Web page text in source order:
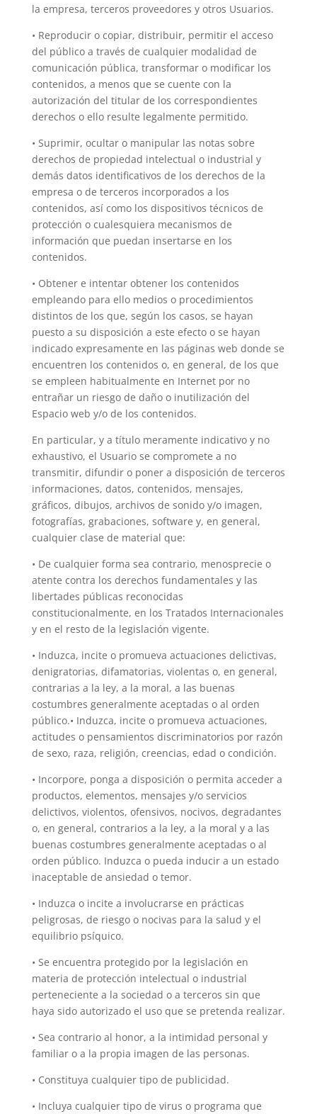
la empresa, terceros proveedores y otros Usuarios.
• Reproducir o copiar, distribuir, permitir el acceso
del público a través de cualquier modalidad de
comunicación pública, transformar o modificar los
contenidos, a menos que se cuente con la
autorización del titular de los correspondientes
derechos o ello resulte legalmente permitido.
• Suprimir, ocultar o manipular las notas sobre
derechos de propiedad intelectual o industrial y
demás datos identificativos de los derechos de la
empresa o de terceros incorporados a los
contenidos, así como los dispositivos técnicos de
protección o cualesquiera mecanismos de
información que puedan insertarse en los
contenidos.
• Obtener e intentar obtener los contenidos
empleando para ello medios o procedimientos
distintos de los que, según los casos, se hayan
puesto a su disposición a este efecto o se hayan
indicado expresamente en las páginas web donde se
encuentren los contenidos o, en general, de los que
se empleen habitualmente en Internet por no
entrañar un riesgo de daño o inutilización del
Espacio web y/o de los contenidos.
En particular, y a título meramente indicativo y no
exhaustivo, el Usuario se compromete a no
transmitir, difundir o poner a disposición de terceros
informaciones, datos, contenidos, mensajes,
gráficos, dibujos, archivos de sonido y/o imagen,
fotografías, grabaciones, software y, en general,
cualquier clase de material que:
• De cualquier forma sea contrario, menosprecie o
atente contra los derechos fundamentales y las
libertades públicas reconocidas
constitucionalmente, en los Tratados Internacionales
y en el resto de la legislación vigente.
• Induzca, incite o promueva actuaciones delictivas,
denigratorias, difamatorias, violentas o, en general,
contrarias a la ley, a la moral, a las buenas
costumbres generalmente aceptadas o al orden
público.• Induzca, incite o promueva actuaciones,
actitudes o pensamientos discriminatorios por razón
de sexo, raza, religión, creencias, edad o condición.
• Incorpore, ponga a disposición o permita acceder a
productos, elementos, mensajes y/o servicios
delictivos, violentos, ofensivos, nocivos, degradantes
o, en general, contrarios a la ley, a la moral y a las
buenas costumbres generalmente aceptadas o al
orden público. Induzca o pueda inducir a un estado
inaceptable de ansiedad o temor.
• Induzca o incite a involucrarse en prácticas
peligrosas, de riesgo o nocivas para la salud y el
equilibrio psíquico.
• Se encuentra protegido por la legislación en
materia de protección intelectual o industrial
perteneciente a la sociedad o a terceros sin que
haya sido autorizado el uso que se pretenda realizar.
• Sea contrario al honor, a la intimidad personal y
familiar o a la propia imagen de las personas.
• Constituya cualquier tipo de publicidad.
• Incluya cualquier tipo de virus o programa que